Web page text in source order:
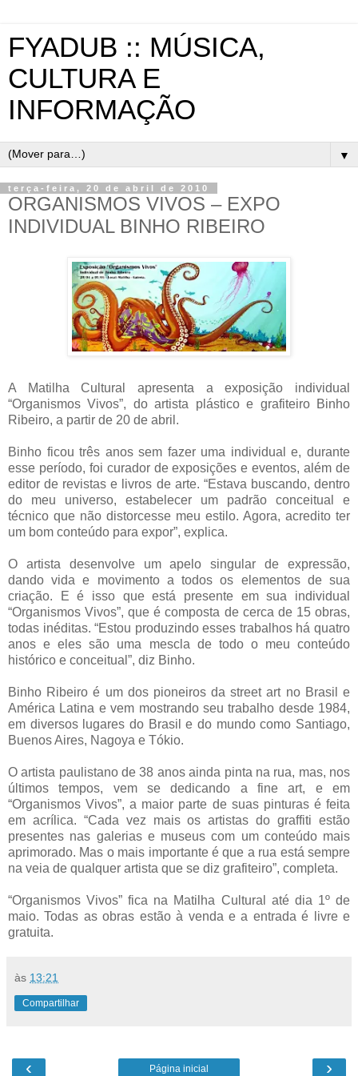
FYADUB :: MÚSICA,
CULTURA E
INFORMAÇÃO
▼
terça-feira, 20 de abril de 2010
ORGANISMOS VIVOS – EXPO
INDIVIDUAL BINHO RIBEIRO
A Matilha Cultural apresenta a exposição individual
“Organismos Vivos”, do artista plástico e grafiteiro Binho
Ribeiro, a partir de 20 de abril.
Binho ficou três anos sem fazer uma individual e, durante
esse período, foi curador de exposições e eventos, além de
editor de revistas e livros de arte. “Estava buscando, dentro
do meu universo, estabelecer um padrão conceitual e
técnico que não distorcesse meu estilo. Agora, acredito ter
um bom conteúdo para expor”, explica.
O artista desenvolve um apelo singular de expressão,
dando vida e movimento a todos os elementos de sua
criação. E é isso que está presente em sua individual
“Organismos Vivos”, que é composta de cerca de 15 obras,
todas inéditas. “Estou produzindo esses trabalhos há quatro
anos e eles são uma mescla de todo o meu conteúdo
histórico e conceitual”, diz Binho.
Binho Ribeiro é um dos pioneiros da street art no Brasil e
América Latina e vem mostrando seu trabalho desde 1984,
em diversos lugares do Brasil e do mundo como Santiago,
Buenos Aires, Nagoya e Tókio.
O artista paulistano de 38 anos ainda pinta na rua, mas, nos
últimos tempos, vem se dedicando a fine art, e em
“Organismos Vivos”, a maior parte de suas pinturas é feita
em acrílica. “Cada vez mais os artistas do graffiti estão
presentes nas galerias e museus com um conteúdo mais
aprimorado. Mas o mais importante é que a rua está sempre
na veia de qualquer artista que se diz grafiteiro”, completa.
“Organismos Vivos” fica na Matilha Cultural até dia 1º de
maio. Todas as obras estão à venda e a entrada é livre e
gratuita.
às 13:21
Compartilhar
‹ ›
Página inicial